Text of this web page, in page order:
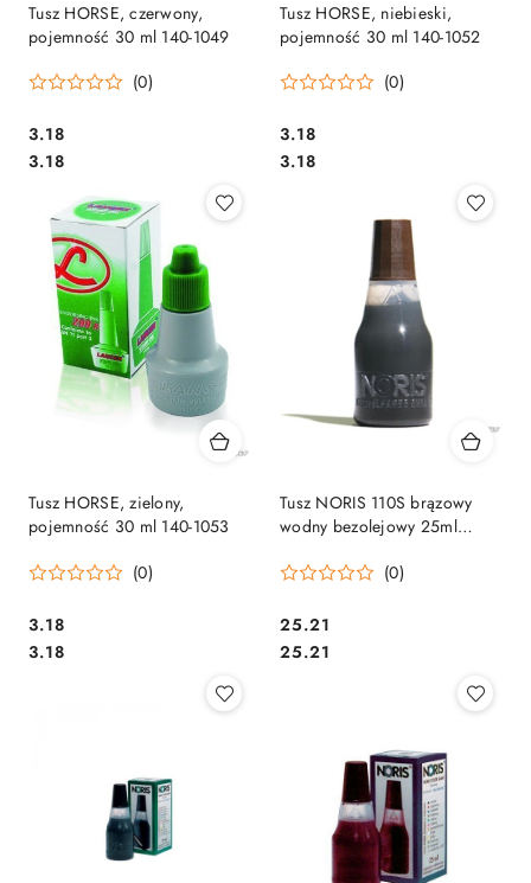
Tusz HORSE, czerwony,
pojemność 30 ml 140-1049
(0)
Cena:
3.18
Cena:
3.18
Tusz HORSE, niebieski,
pojemność 30 ml 140-1052
(0)
Cena:
3.18
Cena:
3.18
Tusz HORSE, zielony,
pojemność 30 ml 140-1053
(0)
Cena:
3.18
Cena:
3.18
Tusz NORIS 110S brązowy
wodny bezolejowy 25ml
(0)
Cena:
25.21
Cena:
25.21